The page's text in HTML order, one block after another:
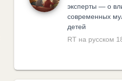
эксперты — о
современных
детей
RT на русском